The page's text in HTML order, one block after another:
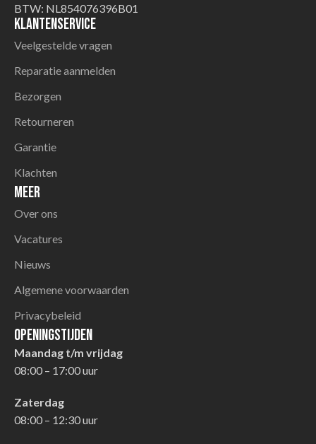
BTW: NL854076396B01
Klantenservice
Veelgestelde vragen
Reparatie aanmelden
Bezorgen
Retourneren
Garantie
Klachten
Meer
Over ons
Vacatures
Nieuws
Algemene voorwaarden
Privacybeleid
Openingstijden
Maandag t/m vrijdag
08:00 – 17:00 uur
Zaterdag
08:00 – 12:30 uur